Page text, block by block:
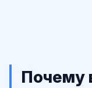
Почему